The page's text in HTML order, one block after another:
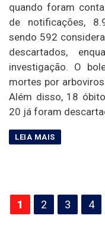
quando foram
de notificações,
sendo 592
descartados,
investigação. O
mortes por
Além disso, 18
20 já foram
Paginação
de
1 2 3 4